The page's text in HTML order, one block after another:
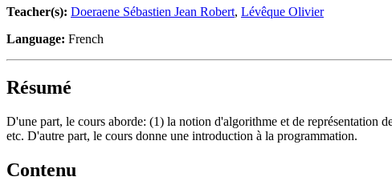
Teacher(s): Doeraene Sébastien Jean Robert, Lévêque Olivier
Language: French
Résumé
D'une part, le cours aborde: (1) la notion d'algorithme et de représentation
etc. D'autre part, le cours donne une introduction à la programmation.
Contenu